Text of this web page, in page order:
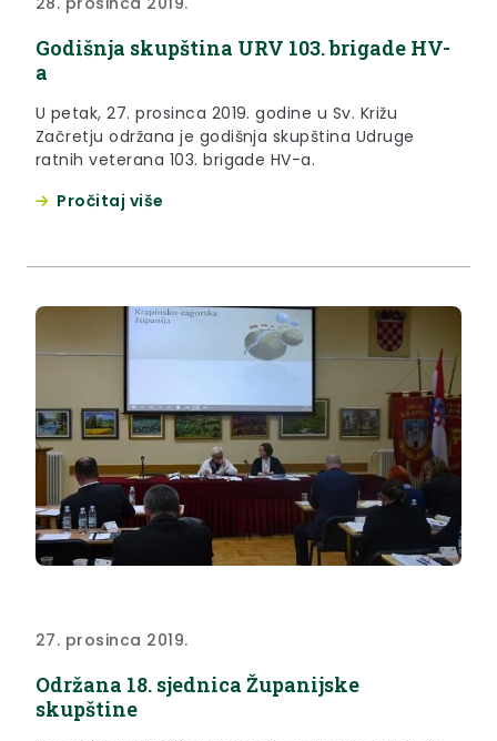
Godišnja skupština URV 103. brigade HV-
a
U petak, 27. prosinca 2019. godine u Sv. Križu
Začretju održana je godišnja skupština Udruge
ratnih veterana 103. brigade HV-a.
Pročitaj više
27. prosinca 2019.
Održana 18. sjednica Županijske
skupštine